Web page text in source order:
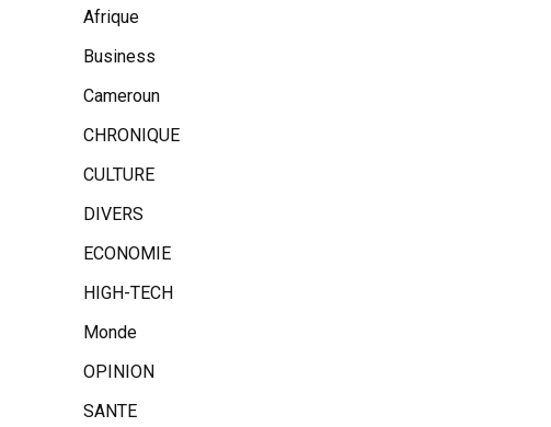
Afrique
Business
Cameroun
CHRONIQUE
CULTURE
DIVERS
ECONOMIE
HIGH-TECH
Monde
OPINION
SANTE